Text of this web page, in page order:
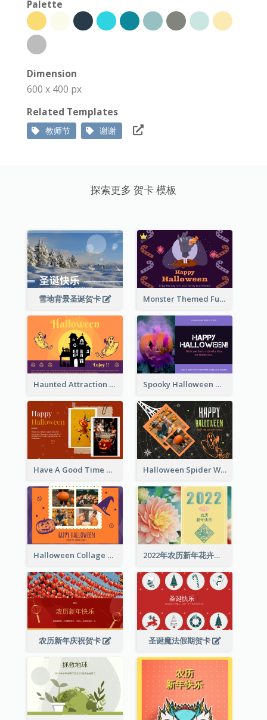
Palette
Dimension
600 x 400 px
Related Templates
教师节 谢谢
探索更多 贺卡 模板
雪地背景圣诞贺卡 Monster Themed Fun Halloween Greeting Card
Haunted Attraction Themed Halloween Card Spooky Halloween Greeting Card
Have A Good Time This Halloween Greeting Card Halloween Spider Web Greeting Card
Halloween Collage Greeting Card 2022年农历新年花卉照片贺卡
农历新年庆祝贺卡 圣诞魔法假期贺卡